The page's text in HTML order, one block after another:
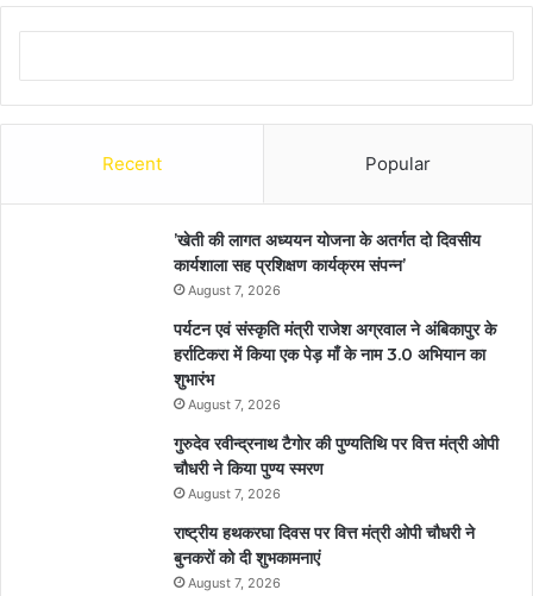
Recent Popular
’खेती की लागत अध्ययन योजना के अतर्गत दो दिवसीय
कार्यशाला सह प्रशिक्षण कार्यक्रम संपन्न’
August 7, 2026
पर्यटन एवं संस्कृति मंत्री राजेश अग्रवाल ने अंबिकापुर के
हर्राटिकरा में किया एक पेड़ माँ के नाम 3.0 अभियान का
शुभारंभ
August 7, 2026
गुरुदेव रवीन्द्रनाथ टैगोर की पुण्यतिथि पर वित्त मंत्री ओपी
चौधरी ने किया पुण्य स्मरण
August 7, 2026
राष्ट्रीय हथकरघा दिवस पर वित्त मंत्री ओपी चौधरी ने
बुनकरों को दी शुभकामनाएं
August 7, 2026